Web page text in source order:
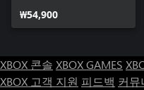
the Nile)
₩54,900
XBOX 콘솔 XBOX GAMES
XBOX 고객 지원 피드백 커뮤